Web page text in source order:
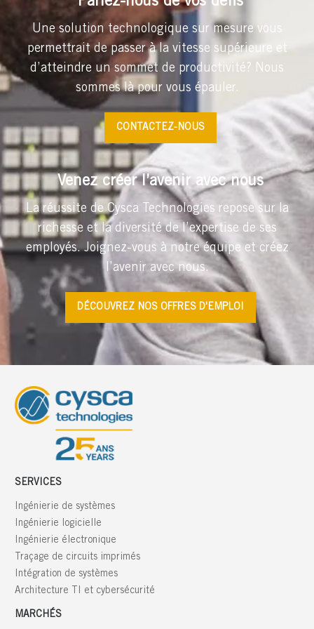
Une solution technologique sur mesure vous
permettrait de passer à la vitesse supérieure et
d’atteindre un sommet de productivité? Nous
sommes là pour vous épauler.
CONTACTEZ-NOUS
Venez créer l’avenir avec nous
La réussite de Cysca Technologies repose sur la
richesse et la diversité de l’expertise de ses
employés. Joignez-vous à notre équipe et créez
l’avenir avec nous.
DÉCOUVREZ NOS OFFRES D'EMPLOI
SERVICES
Ingénierie de systèmes
Ingénierie logicielle
Ingénierie électronique
Traçage de circuits imprimés
Intégration de systèmes
Architecture TI et cybersécurité
MARCHÉS